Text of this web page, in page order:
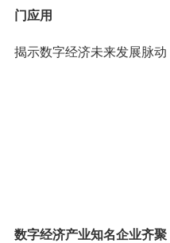
门应用
揭示数字经济未来发展脉动
数字经济产业知名企业齐